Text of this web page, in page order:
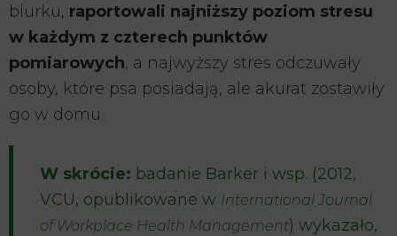
biurku, raportowali najniższy poziom stresu
w każdym z czterech punktów
pomiarowych, a najwyższy stres odczuwały
osoby, które psa posiadają, ale akurat zostawiły
go w domu.
W skrócie: badanie Barker i wsp. (2012,
VCU, opublikowane w International Journal
of Workplace Health Management) wykazało,